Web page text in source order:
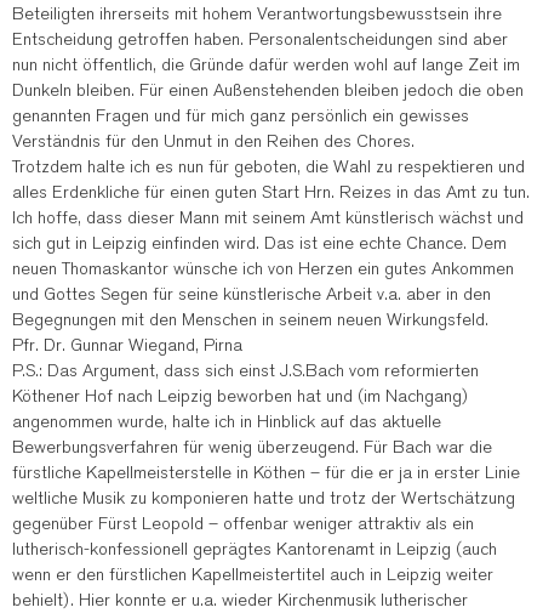
Beteiligten ihrerseits mit hohem Verantwortungsbewusstsein ihre
Entscheidung getroffen haben. Personalentscheidungen sind aber
nun nicht öffentlich, die Gründe dafür werden wohl auf lange Zeit im
Dunkeln bleiben. Für einen Außenstehenden bleiben jedoch die oben
genannten Fragen und für mich ganz persönlich ein gewisses
Verständnis für den Unmut in den Reihen des Chores.
Trotzdem halte ich es nun für geboten, die Wahl zu respektieren und
alles Erdenkliche für einen guten Start Hrn. Reizes in das Amt zu tun.
Ich hoffe, dass dieser Mann mit seinem Amt künstlerisch wächst und
sich gut in Leipzig einfinden wird. Das ist eine echte Chance. Dem
neuen Thomaskantor wünsche ich von Herzen ein gutes Ankommen
und Gottes Segen für seine künstlerische Arbeit v.a. aber in den
Begegnungen mit den Menschen in seinem neuen Wirkungsfeld.
Pfr. Dr. Gunnar Wiegand, Pirna
P.S.: Das Argument, dass sich einst J.S.Bach vom reformierten
Köthener Hof nach Leipzig beworben hat und (im Nachgang)
angenommen wurde, halte ich in Hinblick auf das aktuelle
Bewerbungsverfahren für wenig überzeugend. Für Bach war die
fürstliche Kapellmeisterstelle in Köthen – für die er ja in erster Linie
weltliche Musik zu komponieren hatte und trotz der Wertschätzung
gegenüber Fürst Leopold – offenbar weniger attraktiv als ein
lutherisch-konfessionell geprägtes Kantorenamt in Leipzig (auch
wenn er den fürstlichen Kapellmeistertitel auch in Leipzig weiter
behielt). Hier konnte er u.a. wieder Kirchenmusik lutherischer